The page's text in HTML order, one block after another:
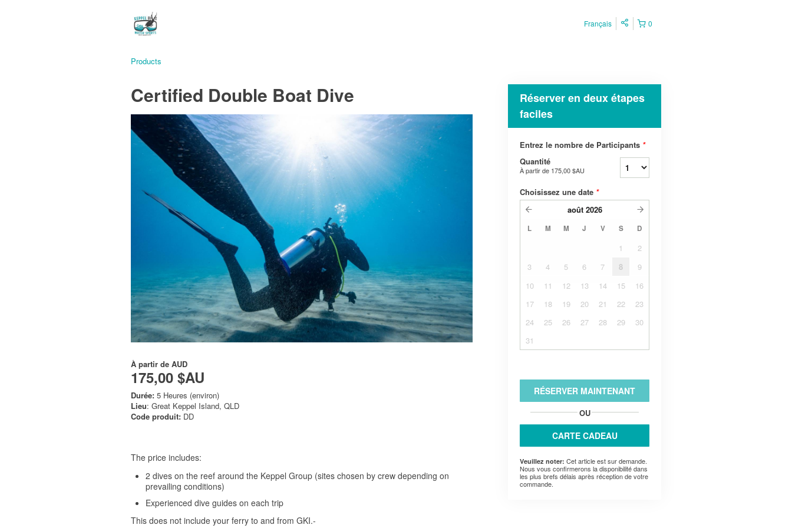
0
Français
Products
Certified Double Boat Dive
À partir de AUD
175,00 $AU
Durée: 5 Heures (environ)
Lieu: Great Keppel Island, QLD
Code produit: DD
The price includes:
2 dives on the reef around the Keppel Group (sites chosen by crew depending on
prevailing conditions)
Experienced dive guides on each trip
This does not include your ferry to and from GKI.-
Réserver en deux étapes
faciles
Entrez le nombre de Participants *
Quantité
À partir de 175,00 $AU
Choisissez une date *
août 2026
L M M J V S D
1
2
3
4 5 6 7 8
9
10
11 12 13 14 15
16
17
18 19 20 21 22
23
24
25 26 27 28 29
30
31
RÉSERVER MAINTENANT
OU
CARTE CADEAU
Veuillez noter: Cet article est sur demande.
Nous vous confirmerons la disponibilité dans
les plus brefs délais après réception de votre
commande.